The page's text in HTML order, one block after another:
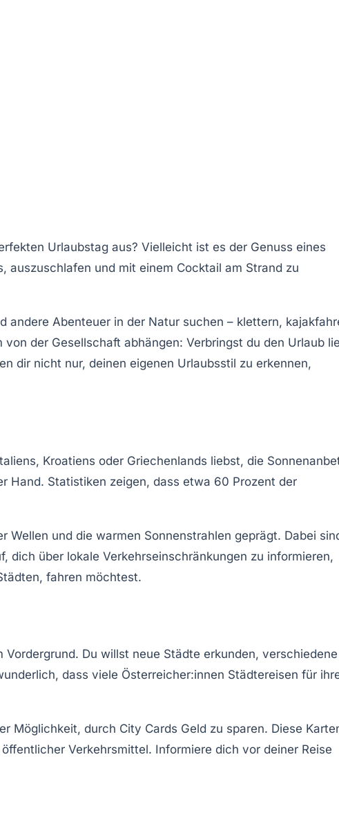
Urlaubstag aus? Vielleicht ist es der Genuss eines
auszuschlafen und mit einem Cocktail am Strand zu
andere Abenteuer in der Natur suchen – klettern,
der Gesellschaft abhängen: Verbringst du den Urlaub
dir nicht nur, deinen eigenen Urlaubsstil zu erkennen,
Kroatiens oder Griechenlands liebst, die
Hand. Statistiken zeigen, dass etwa 60 Prozent der
und die warmen Sonnenstrahlen geprägt. Dabei
über lokale Verkehrseinschränkungen zu informieren,
fahren möchtest.
Du willst neue Städte erkunden, verschiedene
dass viele Österreicher:innen Städtereisen für
Möglichkeit, durch City Cards Geld zu sparen. Diese
Verkehrsmittel. Informiere dich vor deiner Reise